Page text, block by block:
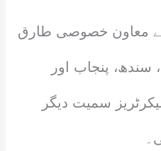
معاون خصوصی طارق
سندھ، پنجاب اور
سمیت دیگر